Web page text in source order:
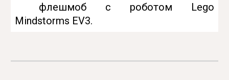
флешмоб с роботом Lego
Mindstorms EV3.